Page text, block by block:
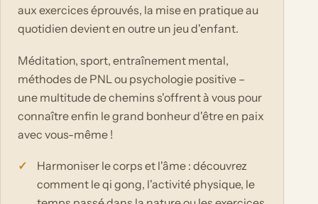
aux exercices éprouvés, la mise en pratique au
quotidien devient en outre un jeu d'enfant.
Méditation, sport, entraînement mental,
méthodes de PNL ou psychologie positive –
une multitude de chemins s'offrent à vous pour
connaître enfin le grand bonheur d'être en paix
avec vous-même !
Harmoniser le corps et l'âme : découvrez
comment le qi gong, l'activité physique, le